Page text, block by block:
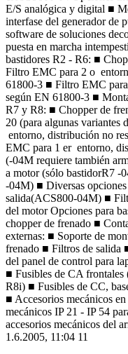
E/S analógica y digital ■
interfase del generador de
software de soluciones
puesta en marcha
bastidores R2 - R6: ■
Filtro EMC para 2 o
61800-3 ■ Filtro EMC
según EN 61800-3 ■
R7 y R8: ■ Chopper de
20 (para algunas
entorno, distribución no
EMC para 1 er entorno,
(-04M requiere también
a motor (sólo bastidorR7 -
-04M) ■ Diversas
salida(ACS800-04M) ■
del motor Opciones para
chopper de frenado ■
externas: ■ Soporte de
frenado ■ Filtros de salida
del panel de control para
■ Fusibles de CA
R8i) ■ Fusibles de CC,
■ Accesorios mecánicos
mecánicos IP 21 - IP 54
accesorios mecánicos del
1.6.2005, 11:04 11